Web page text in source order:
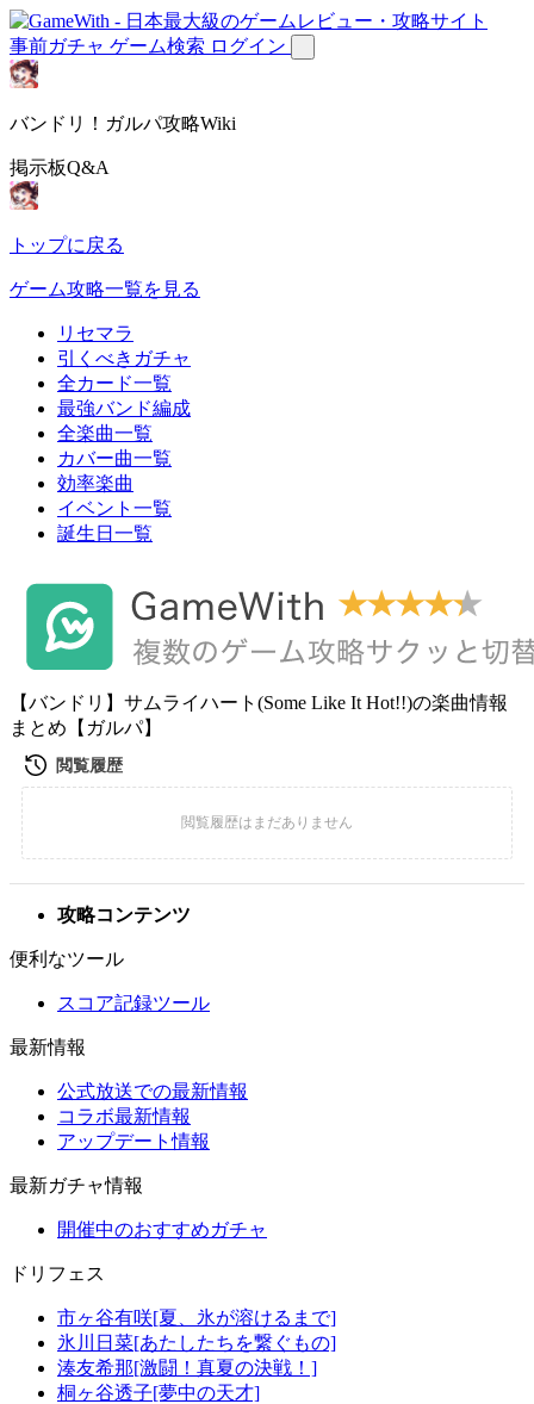
事前ガチャ ゲーム検索 ログイン
バンドリ！ガルパ攻略Wiki
掲示板Q&A
トップに戻る
ゲーム攻略一覧を見る
リセマラ
引くべきガチャ
全カード一覧
最強バンド編成
全楽曲一覧
カバー曲一覧
効率楽曲
イベント一覧
誕生日一覧
【バンドリ】サムライハート(Some Like It Hot!!)の楽曲情報
まとめ【ガルパ】
攻略コンテンツ
便利なツール
スコア記録ツール
最新情報
公式放送での最新情報
コラボ最新情報
アップデート情報
最新ガチャ情報
開催中のおすすめガチャ
ドリフェス
市ヶ谷有咲[夏、氷が溶けるまで]
氷川日菜[あたしたちを繋ぐもの]
湊友希那[激闘！真夏の決戦！]
桐ヶ谷透子[夢中の天才]